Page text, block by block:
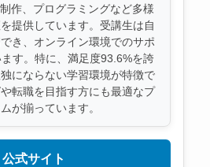
作、プログラミングなど多様
提供しています。受講生は自
き、オンライン環境でのサポ
す。特に、満足度93.6%を誇
にならない学習環境が特徴で
転職を目指す方にも最適なプ
が揃っています。
公式サイト